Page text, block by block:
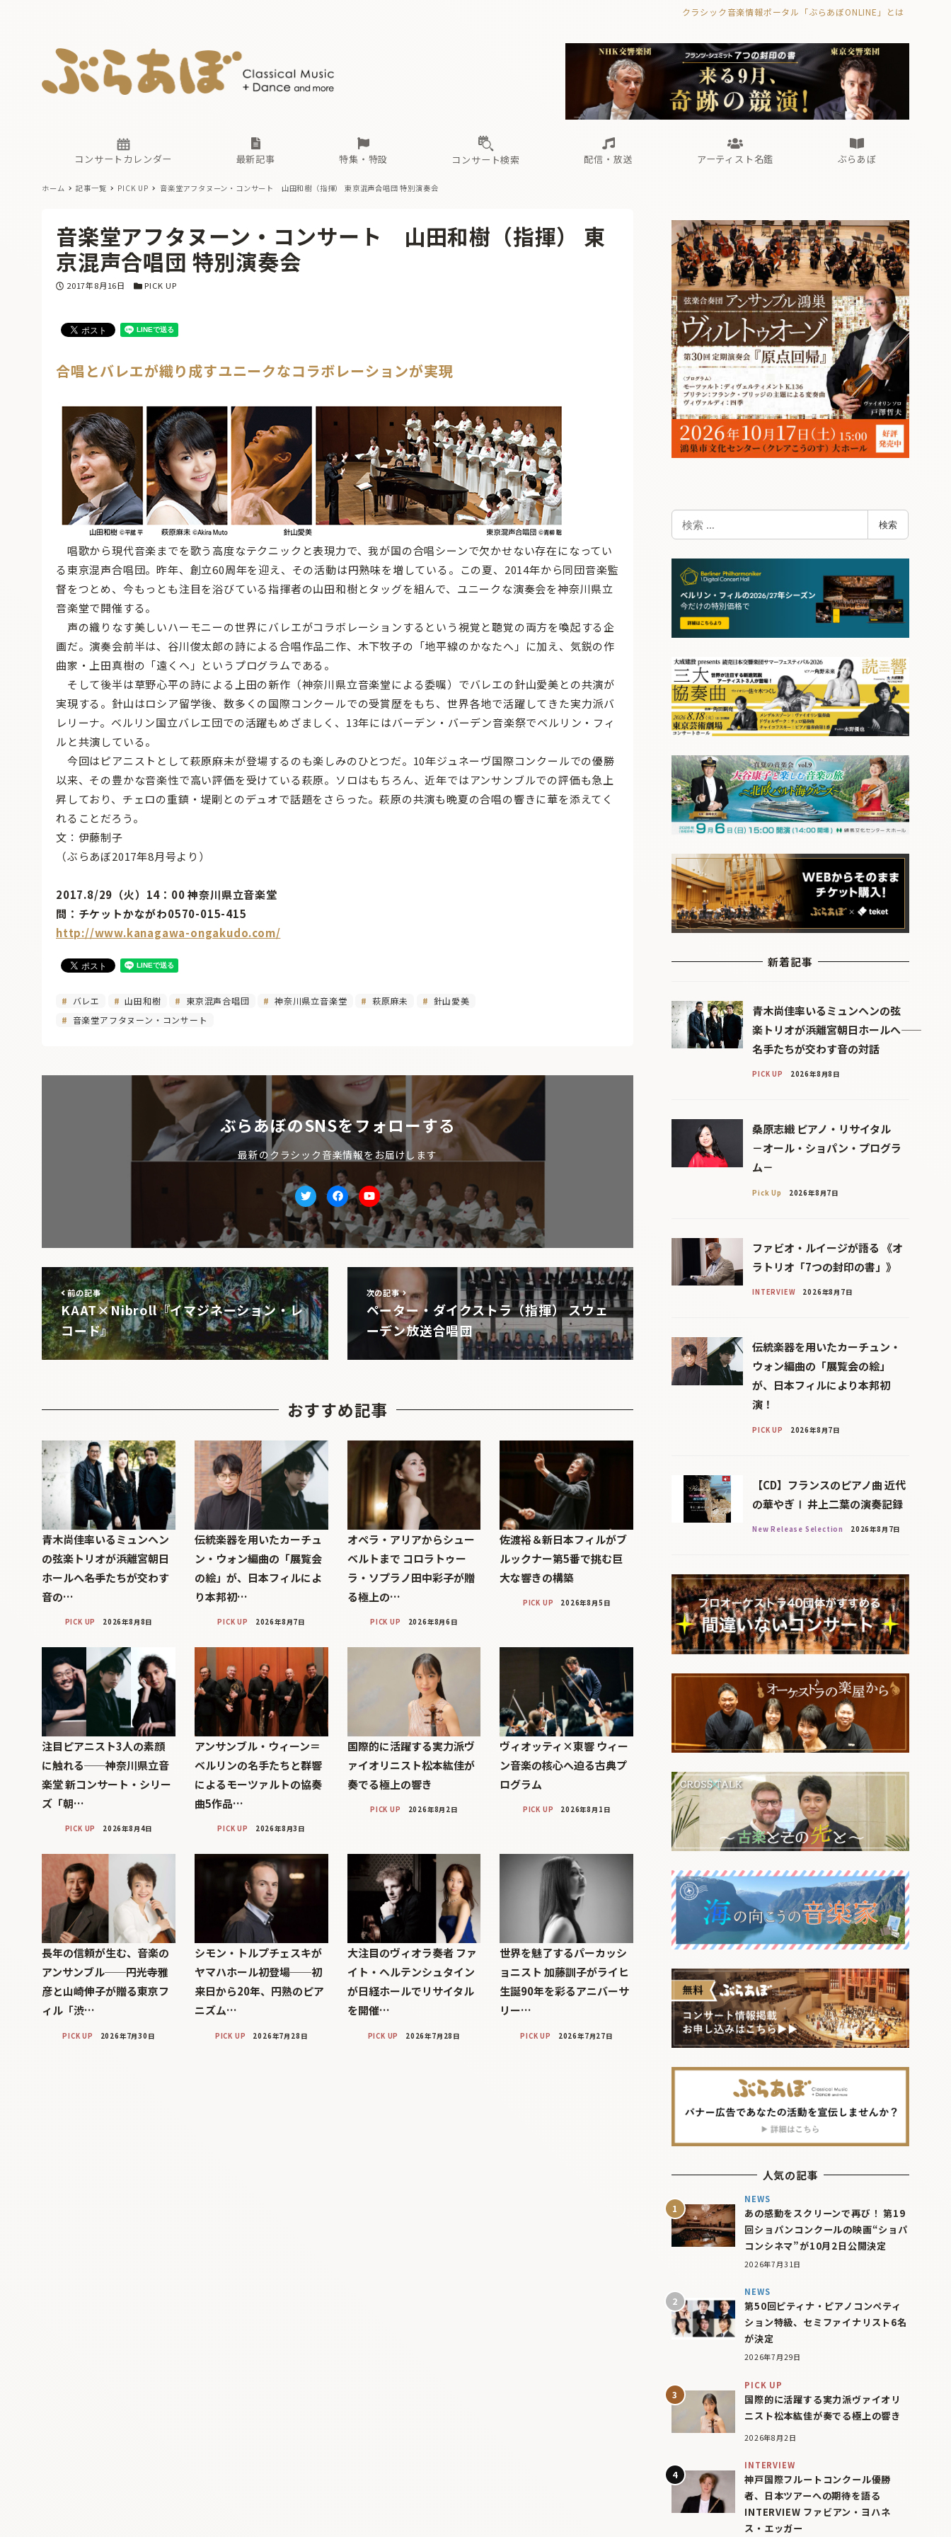
クラシック音楽情報ポータル「ぶらあぼONLINE」とは
コンサートカレンダー 最新記事
古楽とその先と オーケストラの楽屋から 海の向こうの音楽家 Aからの眺望 ぶらあぼブラス！
フォルテピアノ・オデッセイ
過去の連載
特集・特設
現場のプロが推す！間違いないオーケストラコンサート
過去の特集
コンサート検索 配信・放送
無料ライブ配信スケジュール 有料ライブ配信スケジュール
アーティスト名鑑
か た は ま や ら わ
ぶらあぼ
古楽とその先と Aからの眺望 ぶらあぼブラス！
フォルテピアノ・オデッセイ
無料ライブ配信スケジュール
あ か さ
ホーム 記事一覧 PICK UP 音楽堂アフタヌーン・コンサート 山田和樹（指揮） 東京混声合唱団 特別演奏会
音楽堂アフタヌーン・コンサート 山田和樹（指揮） 東
京混声合唱団 特別演奏会
投稿日
2017年8月16日 カテゴリー
PICK UP
合唱とバレエが織り成すユニークなコラボレーションが実現
唱歌から現代音楽までを歌う高度なテクニックと表現力で、我が国の合唱シーンで欠かせない存在になってい
る東京混声合唱団。昨年、創立60周年を迎え、その活動は円熟味を増している。この夏、2014年から同団音楽監
督をつとめ、今もっとも注目を浴びている指揮者の山田和樹とタッグを組んで、ユニークな演奏会を神奈川県立
音楽堂で開催する。
声の織りなす美しいハーモニーの世界にバレエがコラボレーションするという視覚と聴覚の両方を喚起する企
画だ。演奏会前半は、谷川俊太郎の詩による合唱作品二作、木下牧子の「地平線のかなたへ」に加え、気鋭の作
曲家・上田真樹の「遠くへ」というプログラムである。
そして後半は草野心平の詩による上田の新作（神奈川県立音楽堂による委嘱）でバレエの針山愛美との共演が
実現する。針山はロシア留学後、数多くの国際コンクールでの受賞歴をもち、世界各地で活躍してきた実力派バ
レリーナ。ベルリン国立バレエ団での活躍もめざましく、13年にはバーデン・バーデン音楽祭でベルリン・フィ
ルと共演している。
今回はピアニストとして萩原麻未が登場するのも楽しみのひとつだ。10年ジュネーヴ国際コンクールでの優勝
以来、その豊かな音楽性で高い評価を受けている萩原。ソロはもちろん、近年ではアンサンブルでの評価も急上
昇しており、チェロの重鎮・堤剛とのデュオで話題をさらった。萩原の共演も晩夏の合唱の響きに華を添えてく
れることだろう。
文：伊藤制子
（ぶらあぼ2017年8月号より）
2017.8/29（火）14：00 神奈川県立音楽堂
問：チケットかながわ0570-015-415
http://www.kanagawa-ongakudo.com/
バレエ 山田和樹 東京混声合唱団 神奈川県立音楽堂 萩原麻未
針山愛美
音楽堂アフタヌーン・コンサート
ぶらあぼのSNSをフォローする
最新のクラシック音楽情報をお届けします
TwitterfacebookYoutube
前の記事
KAAT×Nibroll『イマジネーション・レ
コード』
次の記事
ペーター・ダイクストラ（指揮） スウェ
ーデン放送合唱団
おすすめ記事
青木尚佳率いるミュンヘン
の弦楽トリオが浜離宮朝日
ホールへ――名手たちが交わす
音の…
PICK UP 2026年8月8日
伝統楽器を用いたカーチュ
ン・ウォン編曲の「展覧会
の絵」が、日本フィルによ
り本邦初…
PICK UP 2026年8月7日
オペラ・アリアからシュー
ベルトまで コロラトゥー
ラ・ソプラノ田中彩子が贈
る極上の…
PICK UP 2026年8月6日
佐渡裕＆新日本フィルがブ
ルックナー第5番で挑む巨
大な響きの構築
PICK UP 2026年8月5日
注目ピアニスト3人の素顔
に触れる──神奈川県立音
楽堂 新コンサート・シリー
ズ「朝…
PICK UP 2026年8月4日
アンサンブル・ウィーン＝
ベルリンの名手たちと群響
によるモーツァルトの協奏
曲5作品…
PICK UP 2026年8月3日
国際的に活躍する実力派ヴ
ァイオリニスト松本紘佳が
奏でる極上の響き
PICK UP 2026年8月2日
ヴィオッティ×東響 ウィー
ン音楽の核心へ迫る古典プ
ログラム
PICK UP 2026年8月1日
長年の信頼が生む、音楽の
アンサンブル──円光寺雅
彦と山崎伸子が贈る東京フ
ィル「渋…
PICK UP 2026年7月30日
シモン・トルプチェスキが
ヤマハホール初登場──初
来日から20年、円熟のピア
ニズム…
PICK UP 2026年7月28日
大注目のヴィオラ奏者 ファ
イト・ヘルテンシュタイン
が日経ホールでリサイタル
を開催…
PICK UP 2026年7月28日
世界を魅了するパーカッシ
ョニスト 加藤訓子がライヒ
生誕90年を彩るアニバーサ
リー…
PICK UP 2026年7月27日
検
索
検索
新着記事
青木尚佳率いるミュンヘンの弦
楽トリオが浜離宮朝日ホールへ――
名手たちが交わす音の対話
PICK UP 2026年8月8日
桑原志織 ピアノ・リサイタル
－オール・ショパン・プログラ
ム－
Pick Up 2026年8月7日
ファビオ・ルイージが語る 《オ
ラトリオ「7つの封印の書」》
INTERVIEW 2026年8月7日
伝統楽器を用いたカーチュン・
ウォン編曲の「展覧会の絵」
が、日本フィルにより本邦初
演！
PICK UP 2026年8月7日
【CD】フランスのピアノ曲 近代
の華やぎⅠ 井上二葉の演奏記録
New Release Selection 2026年8月7日
人気の記事
NEWS
あの感動をスクリーンで再び！ 第19
回ショパンコンクールの映画“ショパ
コンシネマ”が10月2日公開決定
2026年7月31日
NEWS
第50回ピティナ・ピアノコンペティ
ション特級、セミファイナリスト6名
が決定
2026年7月29日
PICK UP
国際的に活躍する実力派ヴァイオリ
ニスト松本紘佳が奏でる極上の響き
2026年8月2日
INTERVIEW
神戸国際フルートコンクール優勝
者、日本ツアーへの期待を語る
INTERVIEW ファビアン・ヨハネ
ス・エッガー